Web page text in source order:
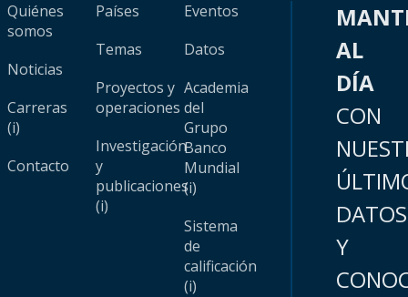
Quiénes
somos
Noticias
Carreras
(i)
Contacto
Países
Temas
Proyectos y
operaciones
Investigación
y
publicaciones
(i)
Eventos
Datos
Academia
del
Grupo
Banco
Mundial
(i)
Sistema
de
calificación
(i)
AL
DÍA
CON
DATOS
Y